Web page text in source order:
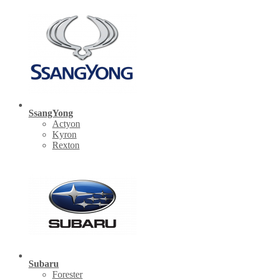
SsangYong
Actyon
Kyron
Rexton
Subaru
Forester